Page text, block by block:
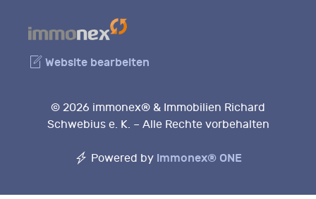
Website bearbeiten
© 2026 immonex® & Immobilien Richard
Schwebius e. K. – Alle Rechte vorbehalten
Powered by immonex® ONE